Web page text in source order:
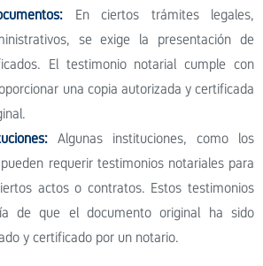
En ciertos trámites legales,
se exige la presentación de
El testimonio notarial cumple con
una copia autorizada y certificada
Algunas instituciones, como los
requerir testimonios notariales para
actos o contratos. Estos testimonios
de que el documento original ha sido
y certificado por un notario.